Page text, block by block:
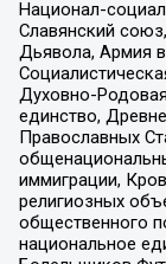
Национал-
Славянский
Дьявола, Армия
Духовно-
единство,
Православных
иммиграции,
религиозных
общественного
национальное